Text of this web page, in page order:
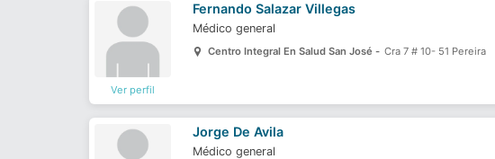
Ver perfil
Fernando Salazar Villegas
Médico general
Centro Integral En Salud San José - Cra 7 # 10- 51 Pereira
Jorge De Avila
Médico general